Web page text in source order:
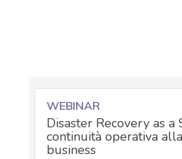
WEBINAR
Disaster Recovery as a
continuità operativa
business